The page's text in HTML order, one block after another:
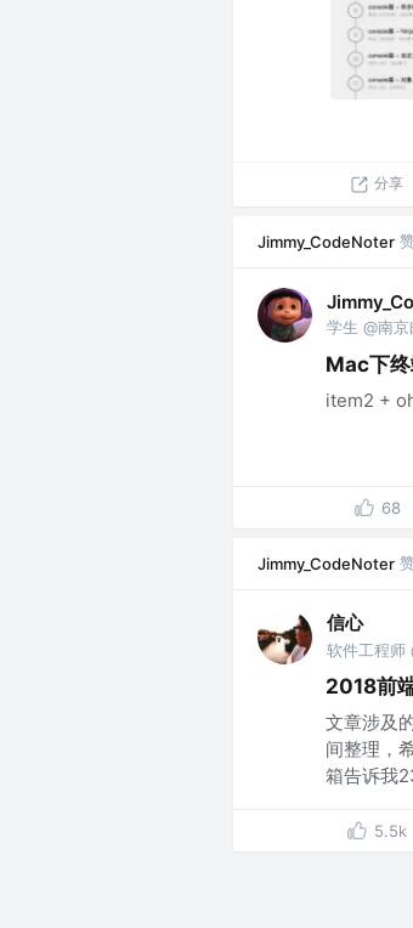
分享
Jimmy_CodeNoter
学生 @南
Mac下
item2 +
68
Jimmy_CodeNoter
信心
软件工程师
2018前
文章涉及
间整理，
箱告诉我
5.5k